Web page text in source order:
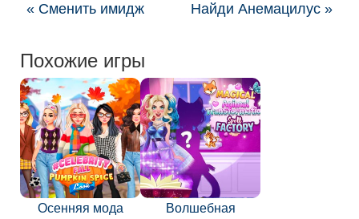
« Сменить имидж Найди Анемацилус »
Похожие игры
Осенняя мода
Волшебная